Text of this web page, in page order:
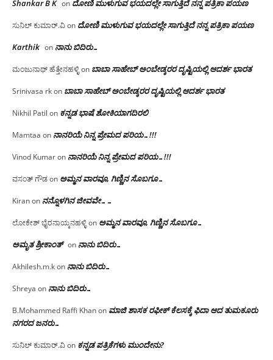
Shankar B K on ದೋಣಿ ಮುಳುಗುವ ಭಯದಲ್ಲೇ ಸಾಗುತ್ತಿದೆ ನನ್ನ ಪತ್ರಿಕಾ ಪಯಣ
ಸುನಿಲ್ ಕುಮಾರ್.ವಿon ದೋಣಿ ಮುಳುಗುವ ಭಯದಲ್ಲೇ ಸಾಗುತ್ತಿದೆ ನನ್ನ ಪತ್ರಿಕಾ ಪಯಣ
Karthik on ನಾನು ಬಿದಿರು…
ಮಂಜುನಾಥ್ ಹೆತ್ತೇನಹಳ್ಳಿon ಬಾಬಾ ಸಾಹೇಬ್ ಅಂಬೇಡ್ಕರರ ದೃಷ್ಟಿಯಲ್ಲಿ ಆದರ್ಶ ಭಾರತ
Srinivasa rkon ಬಾಬಾ ಸಾಹೇಬ್ ಅಂಬೇಡ್ಕರರ ದೃಷ್ಟಿಯಲ್ಲಿ ಆದರ್ಶ ಭಾರತ
Nikhil Patil on ಕನ್ನಡ ಭಾಷೆ ಶೋಕಿಯಾಗದಿರಲಿ
Mamtaa on ನಾನರಿಯೆ ನಿನ್ನ ಪ್ರೇಮದ ಪರಿಯ…!!!
Vinod Kumaron ನಾನರಿಯೆ ನಿನ್ನ ಪ್ರೇಮದ ಪರಿಯ…!!!
ವಸಂತ್ ಗೌಡon ಅಮ್ಮನ ವಾರವೂ, ಗಿಣ್ಣಿನ ಸೊಬಗೂ…
Kiranon ನನ್ನೊಳಗಿನ ಜೀವವೇ……
ಲೋಕೇಶ್ ಭೈರನಾಯ್ಕನಹಳ್ಳಿon ಅಮ್ಮನ ವಾರವೂ, ಗಿಣ್ಣಿನ ಸೊಬಗೂ…
ಅಮೃತ ಶ್ರೀಕಾಂತ್ on ನಾನು ಬಿದಿರು…
Akhilesh.m.kon ನಾನು ಬಿದಿರು…
Shreya on ನಾನು ಬಿದಿರು…
B.Mohammed Raffi Khanon ಮಾಜಿ ಶಾಸಕ ರಫೀಕ್ ಕೆಲಸಕ್ಕೆ ಫಿದಾ ಆದ ತುಮಕೂರು
ನಗರದ ಜನರು…
ಸುನಿಲ್ ಕುಮಾರ್.ವಿon ಕನ್ನಡ ಪತ್ರಿಕೆಗಳು ಮುಂದೇನು?